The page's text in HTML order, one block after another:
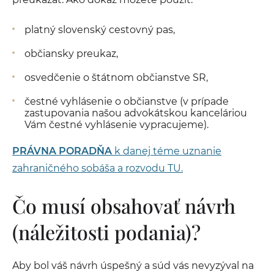
platný slovenský cestovný pas,
občiansky preukaz,
osvedčenie o štátnom občianstve SR,
čestné vyhlásenie o občianstve (v prípade
zastupovania našou advokátskou kanceláriou
Vám čestné vyhlásenie vypracujeme).
PRÁVNA PORADŇA k danej téme uznanie
zahraničného sobáša a rozvodu TU.
Čo musí obsahovať návrh
(náležitosti podania)?
Aby bol váš návrh úspešný a súd vás nevyzýval na